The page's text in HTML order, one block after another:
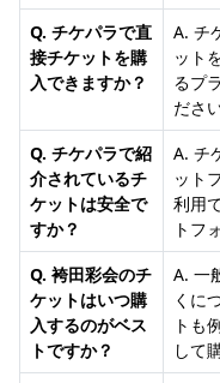
Q. チケパラで直
接チケットを購
入できますか？
A. チ
ット
るプ
ださい
Q. チケパラで紹
介されているチ
ケットは安全で
すか？
A. チ
ット
利用
トフ
Q. 袴田彩会のチ
ケットはいつ購
入するのがベス
トですか？
A. 一
くに
トも
して